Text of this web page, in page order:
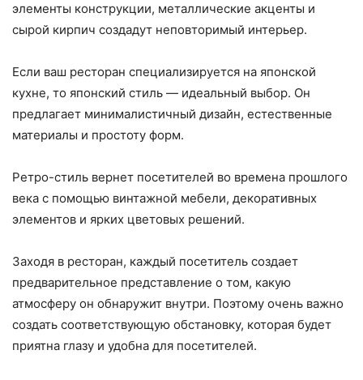
элементы конструкции, металлические акценты и
сырой кирпич создадут неповторимый интерьер.
Если ваш ресторан специализируется на японской
кухне, то японский стиль — идеальный выбор. Он
предлагает минималистичный дизайн, естественные
материалы и простоту форм.
Ретро-стиль вернет посетителей во времена прошлого
века с помощью винтажной мебели, декоративных
элементов и ярких цветовых решений.
Заходя в ресторан, каждый посетитель создает
предварительное представление о том, какую
атмосферу он обнаружит внутри. Поэтому очень важно
создать соответствующую обстановку, которая будет
приятна глазу и удобна для посетителей.